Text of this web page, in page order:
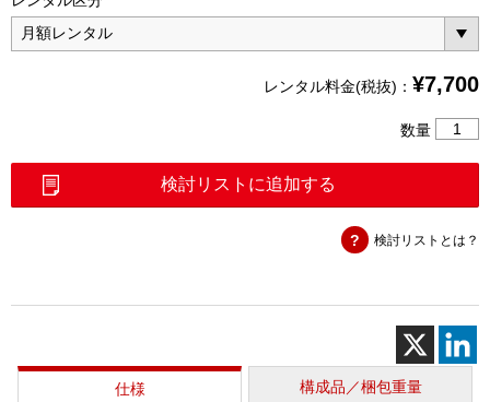
レンタル料金(税抜)： ¥7,700
数量
検討リストに追加する
検討リストとは？
仕様 構成品／梱包重量